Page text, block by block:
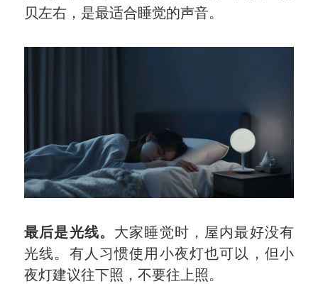
贝左右，是最适合睡觉的声音。
最后是光线。 大家睡觉时，屋内最好没有
光线。有人习惯使用小夜灯也可以，但小
夜灯建议往下照，不要往上照。